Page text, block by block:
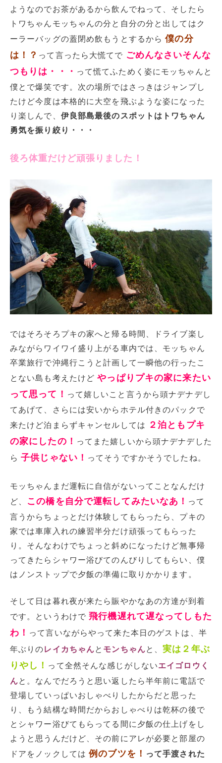
ようなのでお茶があるから飲んでねって、そしたら
トワちゃんモッちゃんの分と自分の分と出してはク
ーラーバッグの蓋閉め飲もうとするから僕の分
は！？ って言ったら大慌てで ごめんなさいそんな
つもりは・・・ って慌てふためく姿にモッちゃんと
僕とで爆笑です。次の場所ではさっきはジャンプし
たけど今度は本格的に大空を飛ぶような姿になった
り楽しんで、 伊良部島最後のスポットはトワちゃん
勇気を振り絞り・・・
後ろ体重だけど頑張りました！
ではそろそろプキの家へと帰る時間、ドライブ楽し
みながらワイワイ盛り上がる車内では、モッちゃん
卒業旅行で沖縄行こうと計画して一瞬他の行ったこ
とない島も考えたけどやっぱりプキの家に来たい
って思って！ って嬉しいこと言うから頭ナデナデし
てあげて、さらには安いからホテル付きのパックで
来たけど泊まらずキャンセルしては
２泊ともプキ
の家にしたの！ ってまた嬉しいから頭ナデナデした
ら子供じゃない！ ってそうですかそうでしたね。
モッちゃんまだ運転に自信がないってことなんだけ
ど、
この橋を自分で運転してみたいなあ！ って
言うからちょっとだけ体験してもらったら、プキの
家では車庫入れの練習半分だけ頑張ってもらった
り。そんなわけでちょっと斜めになったけど無事帰
ってきたらシャワー浴びてのんびりしてもらい、僕
はノンストップで夕飯の準備に取りかかります。
そして日は暮れ夜が来たら賑やかなあの方達が到着
です。というわけで飛行機遅れて遅なってしもた
わ！ って言いながらやって来た本日のゲストは、半
年ぶりのレイカちゃんと モンちゃんと、実は２年ぶ
りやし！ って全然そんな感じがしないエイゴロウく
んと。なんでだろうと思い返したら半年前に電話で
登場していっぱいおしゃべりしたからだと思った
り、もう結構な時間だからおしゃべりは乾杯の後で
とシャワー浴びてもらってる間に夕飯の仕上げをし
ようと思うんだけど、その前にアレが必要と部屋の
ドアをノックしては例のブツを！ って手渡された